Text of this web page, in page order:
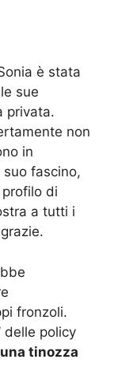
è stata
sue
privata.
non
in
fascino,
di
a tutti i
fronzoli.
delle policy
tinozza